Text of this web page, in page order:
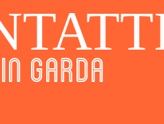
GARDA